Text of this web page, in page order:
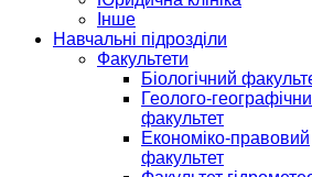
Інше
Навчальні підрозділи
Факультети
Біологічний
Геолого-
факультет
Економіко-правовий
факультет